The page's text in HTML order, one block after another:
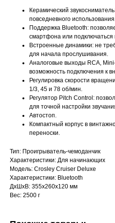
Керамический
повседневного использования.
Поддержка Bluetooth:
смартфона или подключаться
Встроенные динамики: не
для начала прослушивания.
Аналоговые выходы RCA,
возможность подключения к
Регулировка скорости
1/3, 45 и 78 об/мин.
Регулятор Pitch Control:
для точной настройки
Автостоп.
Компактный корпус в
переноски.
Тип: Проигрыватель-чемоданчик
Характеристики: Для начинающих
Модель: Crosley Cruiser Deluxe
Характеристики: Bluetooth
ДxШxВ: 355x260x120 мм
Вес: 2500 г